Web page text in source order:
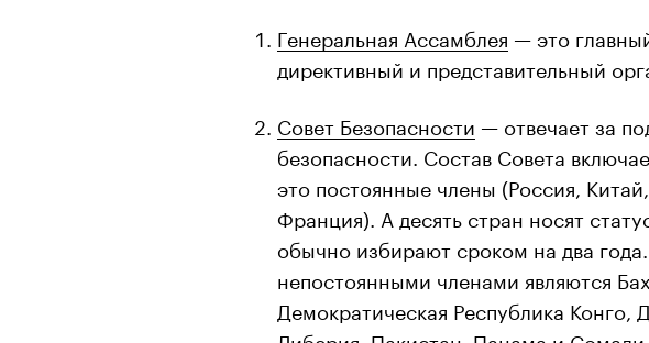
Генеральная Ассамблея — это
директивный и представительный
Совет Безопасности — отвечает за
безопасности. Состав Совета
это постоянные члены (Россия,
Франция). А десять стран носят
обычно избирают сроком на два
непостоянными членами являются
Демократическая Республика Конго,